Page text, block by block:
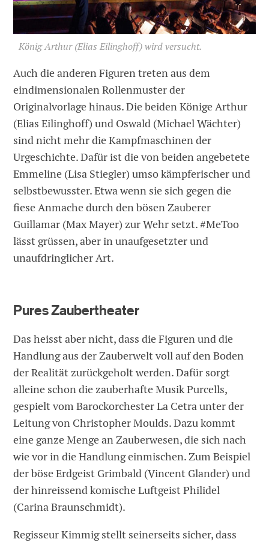
König Arthur (Elias Eilinghoff) wird versucht.
Auch die anderen Figuren treten aus dem
eindimensionalen Rollenmuster der
Originalvorlage hinaus. Die beiden Könige Arthur
(Elias Eilinghoff) und Oswald (Michael Wächter)
sind nicht mehr die Kampfmaschinen der
Urgeschichte. Dafür ist die von beiden angebetete
Emmeline (Lisa Stiegler) umso kämpferischer und
selbstbewusster. Etwa wenn sie sich gegen die
fiese Anmache durch den bösen Zauberer
Guillamar (Max Mayer) zur Wehr setzt. #MeToo
lässt grüssen, aber in unaufgesetzter und
unaufdringlicher Art.
Pures Zaubertheater
Das heisst aber nicht, dass die Figuren und die
Handlung aus der Zauberwelt voll auf den Boden
der Realität zurückgeholt werden. Dafür sorgt
alleine schon die zauberhafte Musik Purcells,
gespielt vom Barockorchester La Cetra unter der
Leitung von Christopher Moulds. Dazu kommt
eine ganze Menge an Zauberwesen, die sich nach
wie vor in die Handlung einmischen. Zum Beispiel
der böse Erdgeist Grimbald (Vincent Glander) und
der hinreissend komische Luftgeist Philidel
(Carina Braunschmidt).
Regisseur Kimmig stellt seinerseits sicher, dass